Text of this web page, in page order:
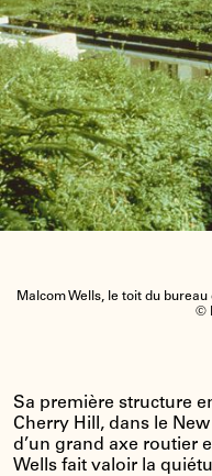
Malcom Wells, le toit du
©
Sa première structure
Cherry Hill, dans le
d’un grand axe routier
Wells fait valoir la